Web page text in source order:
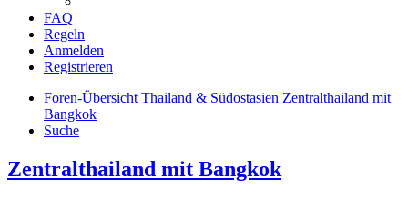
FAQ
Regeln
Anmelden
Registrieren
Foren-Übersicht Thailand & Südostasien Zentralthailand mit
Bangkok
Suche
Zentralthailand mit Bangkok